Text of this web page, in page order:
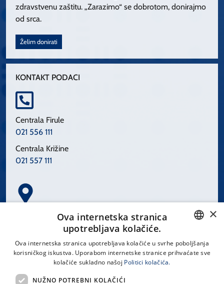
zdravstvenu zaštitu. „Zarazimo“ se dobrotom, donirajmo
od srca.
Želim donirati
KONTAKT PODACI
Centrala Firule
021 556 111
Centrala Križine
021 557 111
Spinčićeva 1, 21000 Split
CROATIAN
×
Ova internetska stranica
upotrebljava kolačiće.
Ova internetska stranica upotrebljava kolačiće u svrhe poboljšanja
korisničkog iskustva. Uporabom internetske stranice prihvaćate sve
kolačiće sukladno našoj Politici kolačića.
NUŽNO POTREBNI KOLAČIĆI